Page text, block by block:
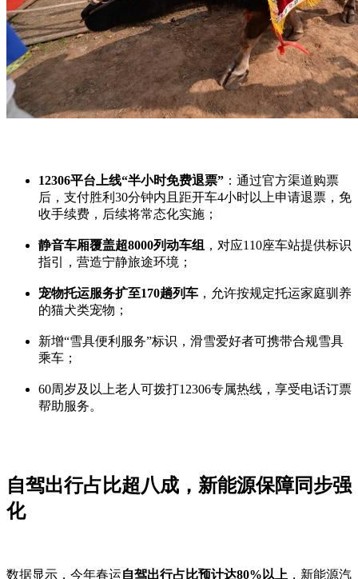
12306平台上线“半小时免费退票” ：通过官方渠道购票
后，支付胜利30分钟内且距开车4小时以上申请退票，免
收手续费，后续将常态化实施；
静音车厢覆盖超8000列动车组 ，对应110座车站提供标识
指引，营造宁静旅途环境；
宠物托运服务扩至170趟列车 ，允许按规定托运家庭驯养
的猫犬类宠物；
新增“雪具便利服务”标识，滑雪爱好者可携带合规雪具
乘车；
60周岁及以上老人可拨打12306专属热线，享受电话订票
帮助服务。
自驾出行占比超八成，新能源保障同步强
化
数据显示，今年春运自驾出行占比预计达80%以上 ，新能源汽